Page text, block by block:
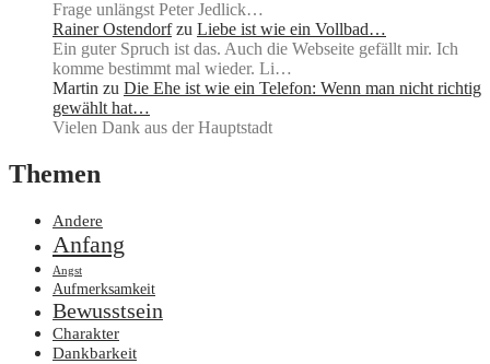
Frage unlängst Peter Jedlick…
Rainer Ostendorf zu Liebe ist wie ein Vollbad…
Ein guter Spruch ist das. Auch die Webseite gefällt mir. Ich
komme bestimmt mal wieder. Li…
Martin zu Die Ehe ist wie ein Telefon: Wenn man nicht richtig
gewählt hat…
Vielen Dank aus der Hauptstadt
Themen
Andere
Anfang
Angst
Aufmerksamkeit
Bewusstsein
Charakter
Dankbarkeit